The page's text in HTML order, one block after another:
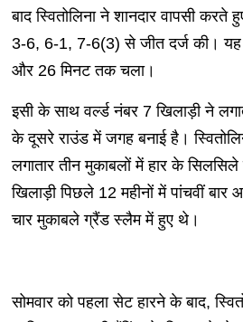
बाद स्वितोलिना ने शानदार वापसी करते
3-6, 6-1, 7-6(3) से जीत दर्ज की।
और 26 मिनट तक चला।
इसी के साथ वर्ल्ड नंबर 7 खिलाड़ी ने
के दूसरे राउंड में जगह बनाई है।
लगातार तीन मुकाबलों में हार के सिलसिले
खिलाड़ी पिछले 12 महीनों में पांचवीं
चार मुकाबले ग्रैंड स्लैम में हुए थे।
सोमवार को पहला सेट हारने के बाद,